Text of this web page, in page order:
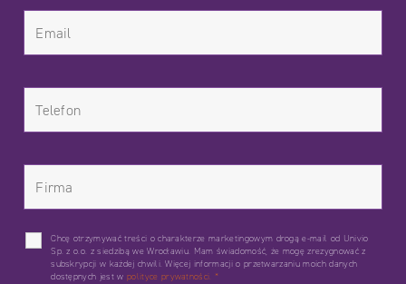
Chcę otrzymywać treści o charakterze marketingowym drogą e-mail od Univio
Sp. z o.o. z siedzibą we Wrocławiu. Mam świadomość, że mogę zrezygnować z
subskrypcji w każdej chwili. Więcej informacji o przetwarzaniu moich danych
dostępnych jest w polityce prywatności. *